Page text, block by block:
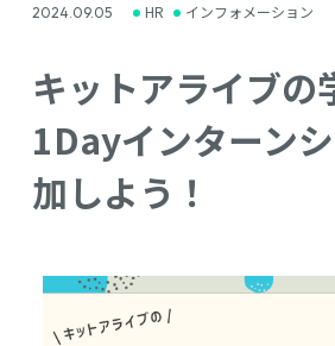
2024.09.05 HR インフォメーション
キットアライブの
1Dayインターン
加しよう！